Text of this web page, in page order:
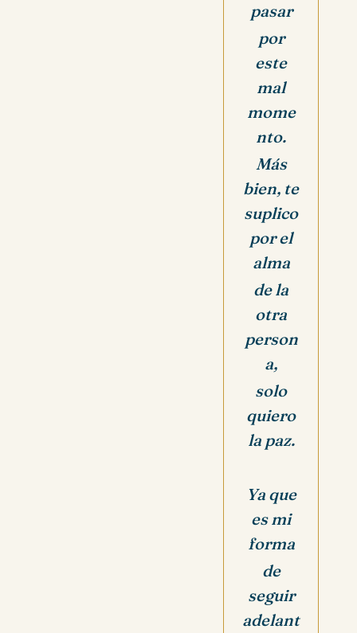
pasar
por
este
mal
mome
nto.
Más
bien, te
suplico
por el
alma
de la
otra
person
a,
solo
quiero
la paz.
Ya que
es mi
forma
de
seguir
adelant